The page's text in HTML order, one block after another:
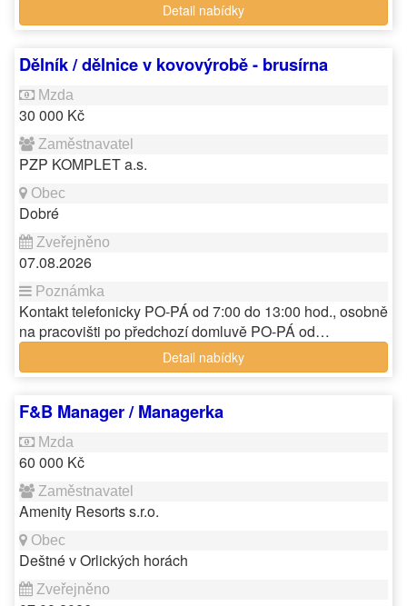
Detail nabídky
Dělník / dělnice v kovovýrobě - brusírna
30 000 Kč
PZP KOMPLET a.s.
Dobré
07.08.2026
Kontakt telefonicky PO-PÁ od 7:00 do 13:00 hod., osobně
na pracovišti po předchozí domluvě PO-PÁ od…
Detail nabídky
F&B Manager / Managerka
60 000 Kč
Amenity Resorts s.r.o.
Deštné v Orlických horách